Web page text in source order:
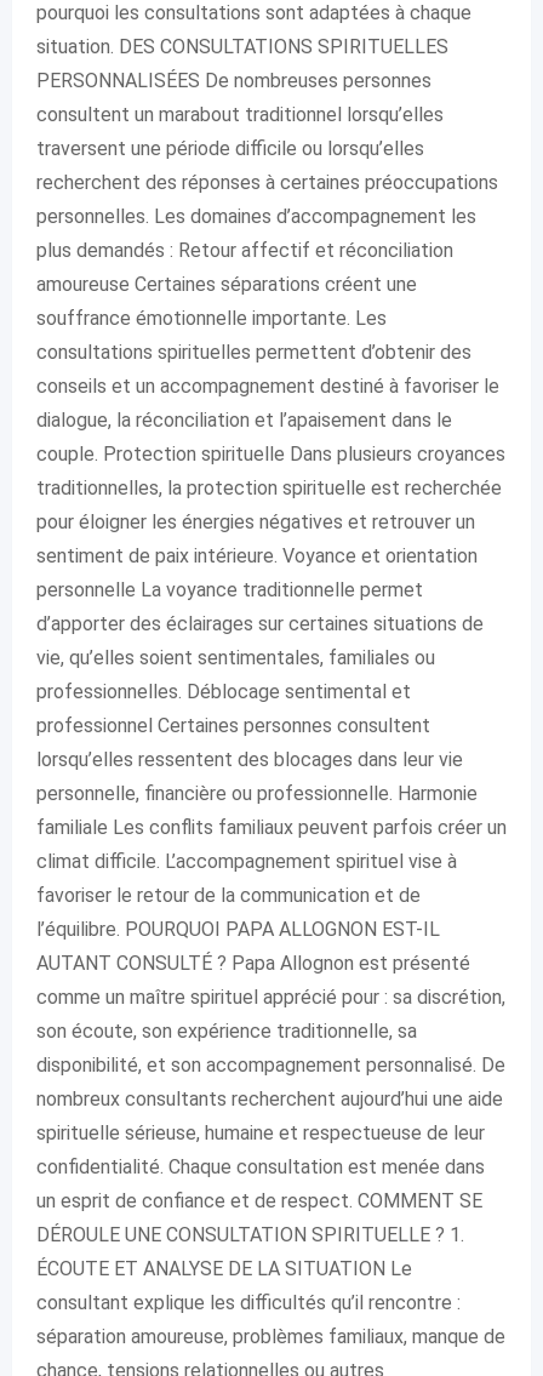
pourquoi les consultations sont adaptées à chaque
situation. DES CONSULTATIONS SPIRITUELLES
PERSONNALISÉES De nombreuses personnes
consultent un marabout traditionnel lorsqu’elles
traversent une période difficile ou lorsqu’elles
recherchent des réponses à certaines préoccupations
personnelles. Les domaines d’accompagnement les
plus demandés : Retour affectif et réconciliation
amoureuse Certaines séparations créent une
souffrance émotionnelle importante. Les
consultations spirituelles permettent d’obtenir des
conseils et un accompagnement destiné à favoriser le
dialogue, la réconciliation et l’apaisement dans le
couple. Protection spirituelle Dans plusieurs croyances
traditionnelles, la protection spirituelle est recherchée
pour éloigner les énergies négatives et retrouver un
sentiment de paix intérieure. Voyance et orientation
personnelle La voyance traditionnelle permet
d’apporter des éclairages sur certaines situations de
vie, qu’elles soient sentimentales, familiales ou
professionnelles. Déblocage sentimental et
professionnel Certaines personnes consultent
lorsqu’elles ressentent des blocages dans leur vie
personnelle, financière ou professionnelle. Harmonie
familiale Les conflits familiaux peuvent parfois créer un
climat difficile. L’accompagnement spirituel vise à
favoriser le retour de la communication et de
l’équilibre. POURQUOI PAPA ALLOGNON EST-IL
AUTANT CONSULTÉ ? Papa Allognon est présenté
comme un maître spirituel apprécié pour : sa discrétion,
son écoute, son expérience traditionnelle, sa
disponibilité, et son accompagnement personnalisé. De
nombreux consultants recherchent aujourd’hui une aide
spirituelle sérieuse, humaine et respectueuse de leur
confidentialité. Chaque consultation est menée dans
un esprit de confiance et de respect. COMMENT SE
DÉROULE UNE CONSULTATION SPIRITUELLE ? 1.
ÉCOUTE ET ANALYSE DE LA SITUATION Le
consultant explique les difficultés qu’il rencontre :
séparation amoureuse, problèmes familiaux, manque de
chance, tensions relationnelles ou autres